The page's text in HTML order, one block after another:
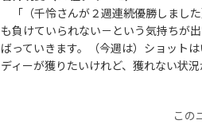
「（千怜さんが２週連続優勝しまし
も負けていられない－という気持ちが
ばっていきます。（今週は）ショット
ディーが獲りたいけれど、獲れない状
この